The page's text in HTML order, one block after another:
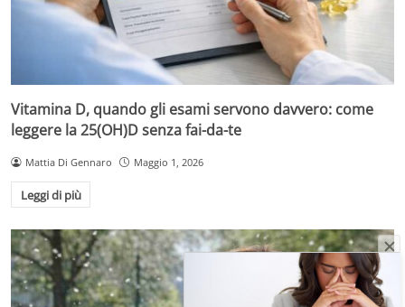
Vitamina D, quando gli esami servono davvero: come
leggere la 25(OH)D senza fai-da-te
Mattia Di Gennaro Maggio 1, 2026
Leggi di più